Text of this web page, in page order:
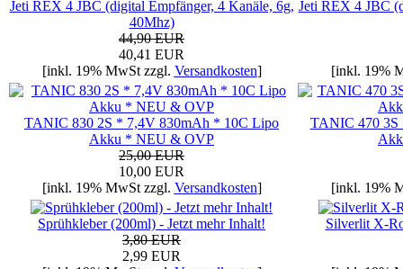
Jeti REX 4 JBC (digital Empfänger, 4 Kanäle, 6g,
40Mhz)
44,90 EUR
40,41 EUR
[inkl. 19% MwSt zzgl. Versandkosten]
Jeti REX 4 JBC
[inkl. 19%
TANIC 830 2S * 7,4V 830mAh * 10C Lipo
Akku * NEU & OVP
25,00 EUR
10,00 EUR
[inkl. 19% MwSt zzgl. Versandkosten]
TANIC 470
[inkl. 19%
Sprühkleber (200ml) - Jetzt mehr Inhalt!
3,80 EUR
2,99 EUR
Silverlit X-